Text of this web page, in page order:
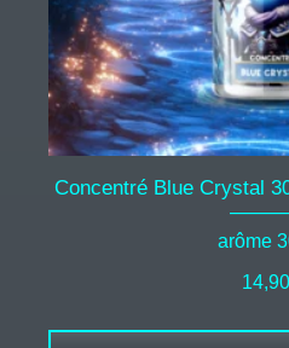
Concentré Blue Crystal
arôme
14,90